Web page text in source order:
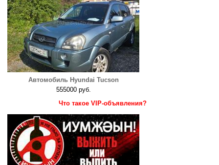
Автомобиль Hyundai Tucson
555000 руб.
Что такое VIP-объявления?